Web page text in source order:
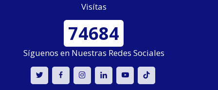
Visítas
74684
Síguenos en Nuestras Redes Sociales